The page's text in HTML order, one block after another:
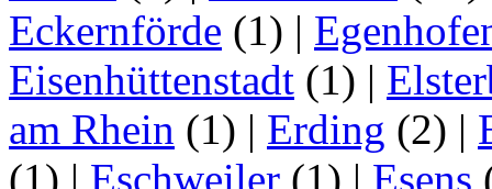
Eckernförde (1) |
Eisenhüttenstadt (1) |
am Rhein (1) | Erding (2) |
(1) | Eschweiler (1) | Esens